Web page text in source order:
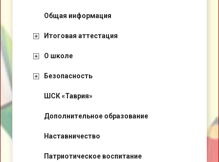
Общая информация
Итоговая аттестация
О школе
Безопасность
ШСК «Таврия»
Дополнительное образование
Наставничество
Патриотическое воспитание